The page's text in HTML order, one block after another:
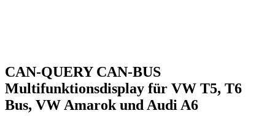
CAN-QUERY CAN-BUS
Multifunktionsdisplay für VW T5, T6
Bus, VW Amarok und Audi A6